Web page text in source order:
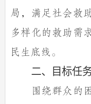
局，满足社会救
多样化的救助需
民生底线。
二、目标任
围绕群众的